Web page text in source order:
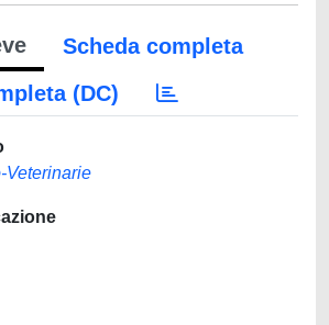
Scheda completa
(DC)
Veterinarie